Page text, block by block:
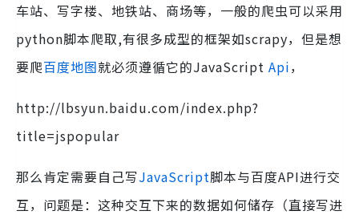
车站、写字楼、地铁站、商场等，一般的爬虫可以采用
python脚本爬取,有很多成型的框架如scrapy，但是想
要爬百度地图就必须遵循它的JavaScript Api，
http://lbsyun.baidu.com/index.php?
title=jspopular
那么肯定需要自己写JavaScript脚本与百度API进行交
互，问题是：这种交互下来的数据如何储存（直接写进